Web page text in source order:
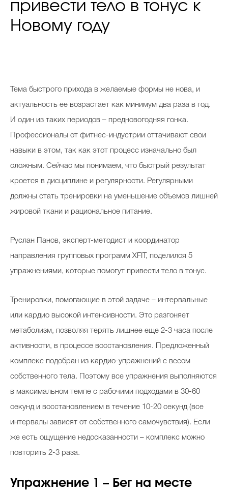
привести тело в тонус к
Новому году
Тема быстрого прихода в желаемые формы не нова, и
актуальность ее возрастает как минимум два раза в год.
И один из таких периодов – предновогодняя гонка.
Профессионалы от фитнес-индустрии оттачивают свои
навыки в этом, так как этот процесс изначально был
сложным. Сейчас мы понимаем, что быстрый результат
кроется в дисциплине и регулярности. Регулярными
должны стать тренировки на уменьшение объемов лишней
жировой ткани и рациональное питание.
Руслан Панов, эксперт-методист и координатор
направления групповых программ XFIT, поделился 5
упражнениями, которые помогут привести тело в тонус.
Тренировки, помогающие в этой задаче – интервальные
или кардио высокой интенсивности. Это разгоняет
метаболизм, позволяя терять лишнее еще 2-3 часа после
активности, в процессе восстановления. Предложенный
комплекс подобран из кардио-упражнений с весом
собственного тела. Поэтому все упражнения выполняются
в максимальном темпе с рабочими подходами в 30-60
секунд и восстановлением в течение 10-20 секунд (все
интервалы зависят от собственного самочувствия). Если
же есть ощущение недосказанности – комплекс можно
повторить 2-3 раза.
Упражнение 1 – Бег на месте